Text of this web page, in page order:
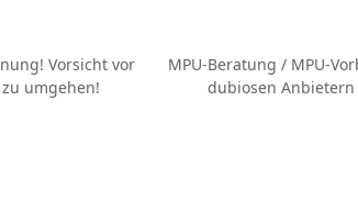
Vorsicht vor
umgehen!
Nächster
MPU-Beratung / MPU-
dubiosen Anbietern